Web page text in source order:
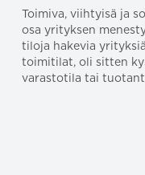
Toimiva, viihtyisä ja
osa yrityksen
tiloja hakevia
toimitilat, oli sitten
varastotila tai